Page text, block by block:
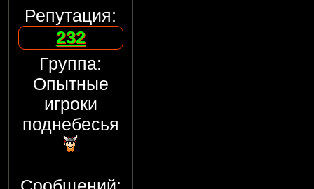
Репутация:
232
Группа:
Опытные
игроки
поднебесья